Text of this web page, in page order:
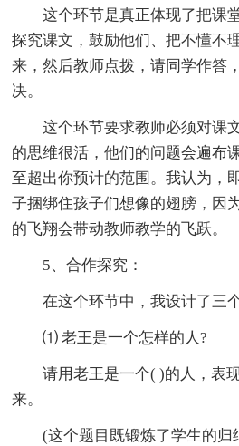
这个环节是真正体现了把课
探究课文，鼓励他们、把不懂不
来，然后教师点拨，请同学作答
决。
这个环节要求教师必须对课文
的思维很活，他们的问题会遍布
至超出你预计的范围。我认为，
子捆绑住孩子们想像的翅膀，因
的飞翔会带动教师教学的飞跃。
5、合作探究：
在这个环节中，我设计了三个
⑴ 老王是一个怎样的人?
请用老王是一个( )的人，表现
来。
(这个题目既锻炼了学生的归